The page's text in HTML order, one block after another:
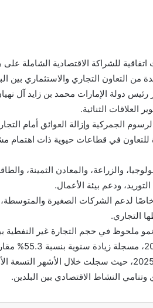
اتفاقية للشراكة الاقتصادية
التعاون التجاري والاستثماري بين
رئيس دولة الإمارات محمد بن زايد آل
العلاقات الثنائية.
الجمركية وإزالة العوائق أمام
في قطاعات حيوية ذات اهتمام
والزراعة، والمعادن الثمينة،
ودعم بيئة الأعمال.
لدعم الشركات الصغيرة
التجاري.
وتنامي النشاط الاقتصادي بين البلدين.